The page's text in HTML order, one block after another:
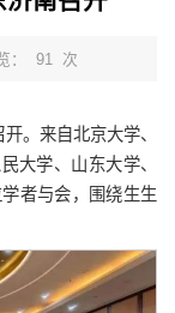
： 91 次
。来自北京大学、
大学、山东大学、
者与会，围绕生生